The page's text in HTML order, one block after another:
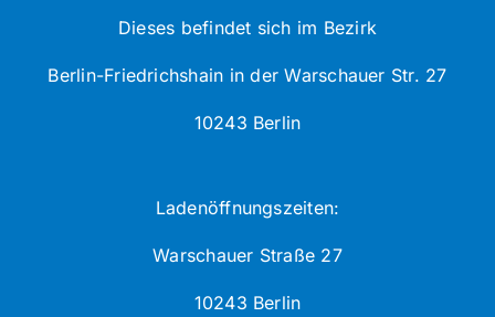
Dieses befindet sich im Bezirk
Berlin-Friedrichshain in der Warschauer Str. 27
10243 Berlin
Ladenöffnungszeiten:
Warschauer Straße 27
10243 Berlin